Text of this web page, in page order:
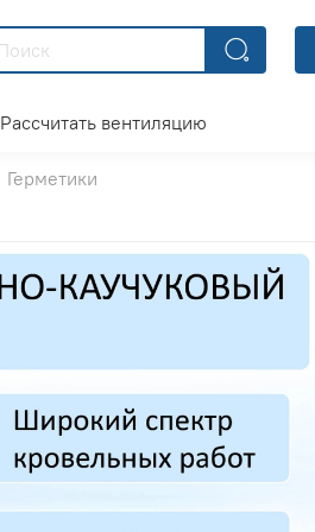
Рассчитать вентиляцию
Герметики